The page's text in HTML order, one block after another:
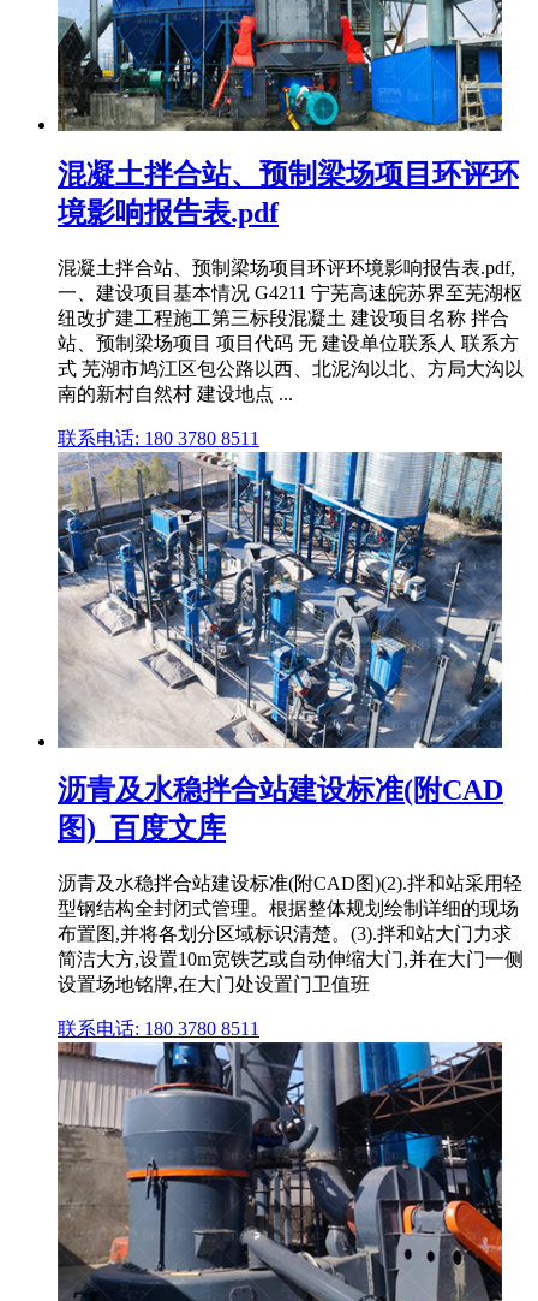
混凝土拌合站、预制梁场项目环评环
境影响报告表.pdf
混凝土拌合站、预制梁场项目环评环境影响报告表.pdf,
一、建设项目基本情况 G4211 宁芜高速皖苏界至芜湖枢
纽改扩建工程施工第三标段混凝土 建设项目名称 拌合
站、预制梁场项目 项目代码 无 建设单位联系人 联系方
式 芜湖市鸠江区包公路以西、北泥沟以北、方局大沟以
南的新村自然村 建设地点 ...
联系电话: 180 3780 8511
沥青及水稳拌合站建设标准(附CAD
图)_百度文库
沥青及水稳拌合站建设标准(附CAD图)(2).拌和站采用轻
型钢结构全封闭式管理。根据整体规划绘制详细的现场
布置图,并将各划分区域标识清楚。(3).拌和站大门力求
简洁大方,设置10m宽铁艺或自动伸缩大门,并在大门一侧
设置场地铭牌,在大门处设置门卫值班
联系电话: 180 3780 8511